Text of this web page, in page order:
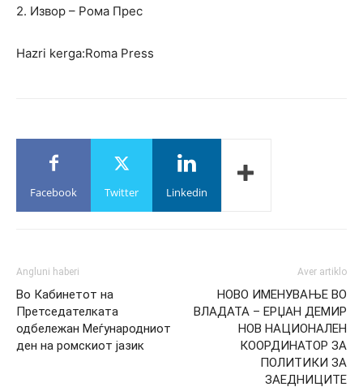
2. Извор – Рома Прес
Hazri kerga:Roma Press
Facebook Twitter Linkedin
Angluni haberi
Во Кабинетот на
Претседателката
одбележан Меѓународниот
ден на ромскиот јазик
Aver artiklo
НОВО ИМЕНУВАЊЕ ВО
ВЛАДАТА – ЕРЏАН ДЕМИР
НОВ НАЦИОНАЛЕН
КООРДИНАТОР ЗА
ПОЛИТИКИ ЗА
ЗАЕДНИЦИТЕ